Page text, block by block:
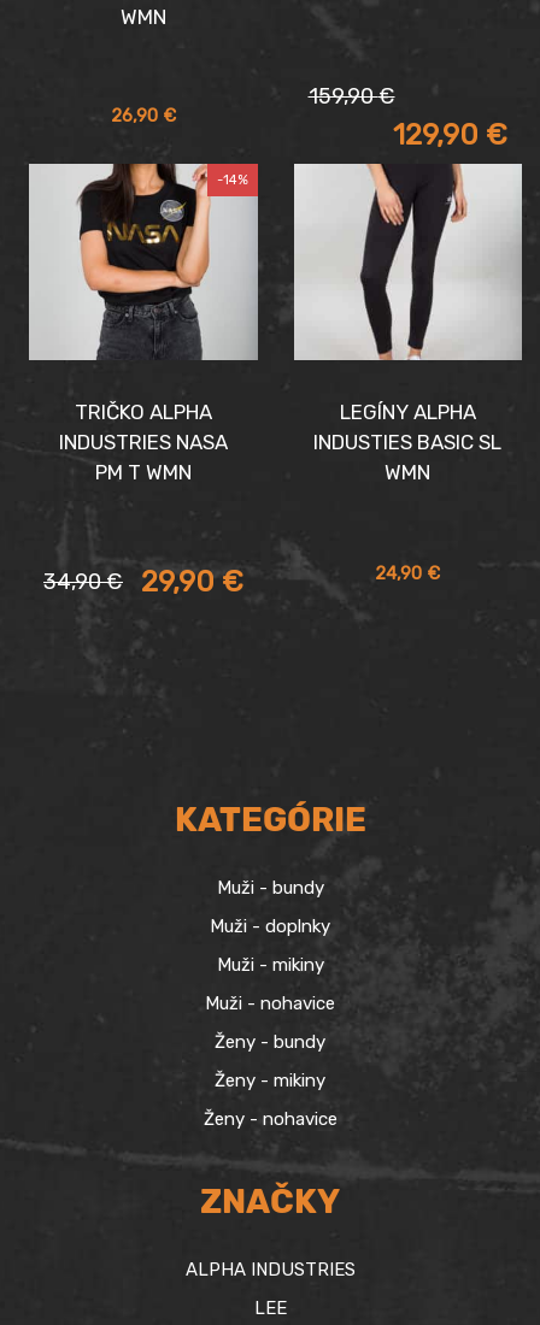
WMN
26,90 €
159,90€
bola:
159,90 €.
129,90 €
je:
129,90 €.
-14%
TRIČKO ALPHA
INDUSTRIES NASA
PM T WMN
34,90€
Pôvodná
cena
29,90€
Aktuálna
cena
29,90 €.
LEGÍNY ALPHA
INDUSTIES BASIC SL
WMN
24,90 €
KATEGÓRIE
Muži - bundy
Muži - doplnky
Muži - mikiny
Muži - nohavice
Ženy - bundy
Ženy - mikiny
Ženy - nohavice
ZNAČKY
ALPHA INDUSTRIES
LEE